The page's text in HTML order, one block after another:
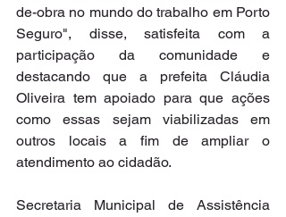
de-obra no mundo do trabalho em Porto
Seguro", disse, satisfeita com a
participação da comunidade e
destacando que a prefeita Cláudia
Oliveira tem apoiado para que ações
como essas sejam viabilizadas em
outros locais a fim de ampliar o
atendimento ao cidadão.
Secretaria Municipal de Assistência